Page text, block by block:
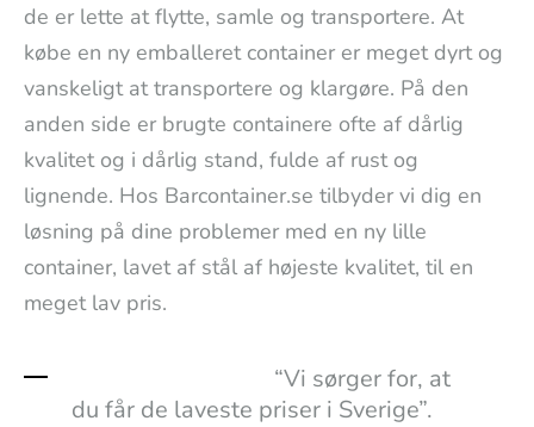
de er lette at flytte, samle og transportere. At
købe en ny emballeret container er meget dyrt og
vanskeligt at transportere og klargøre. På den
anden side er brugte containere ofte af dårlig
kvalitet og i dårlig stand, fulde af rust og
lignende. Hos Barcontainer.se tilbyder vi dig en
løsning på dine problemer med en ny lille
container, lavet af stål af højeste kvalitet, til en
meget lav pris.
“Vi sørger for, at
du får de laveste priser i Sverige”.